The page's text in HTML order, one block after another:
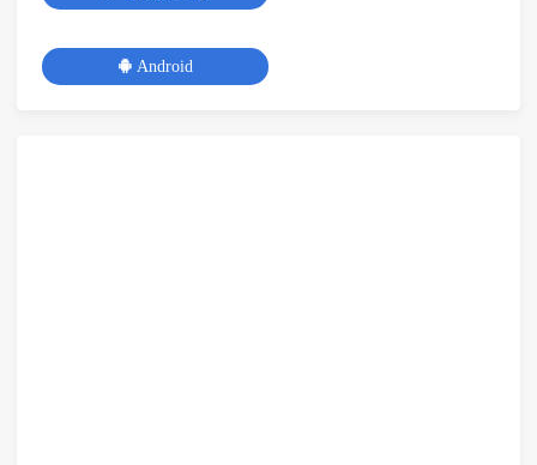
Android